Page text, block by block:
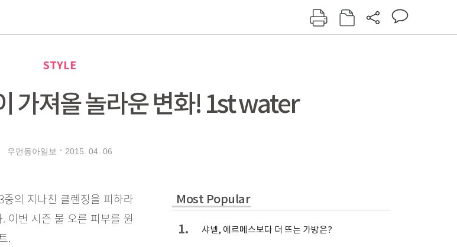
여성동아 동아일보
STYLE
가져올 놀라운 변화! 1st water
우먼동아일보 2015. 04. 06
의 지나친 클렌징을 피하라
이번 시즌 물 오른 피부를 원
.
Most Popular
1.
샤넬, 에르메스보다 더 뜨는 가방은?